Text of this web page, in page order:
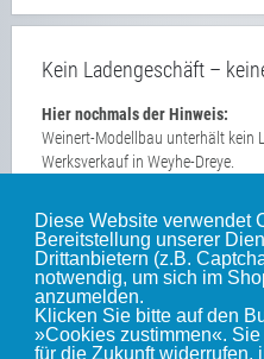
Diese Website verwendet
Bereitstellung unserer
Drittanbietern (z.B.
notwendig, um sich im
anzumelden.
Klicken Sie bitte auf den
»Cookies zustimmen«.
für die Zukunft widerrufen,
Kein Ladengeschäft –
Hier nochmals der Hinweis:
Weinert-Modellbau unterhält kein
Werksverkauf in Weyhe-Dreye.
Unsere weiteren Websites
Weinert-Blog